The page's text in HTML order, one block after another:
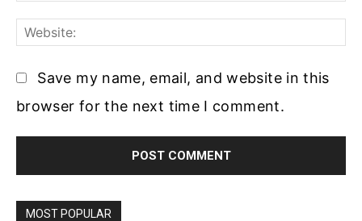
Save my name, email, and website in this
browser for the next time I comment.
MOST POPULAR